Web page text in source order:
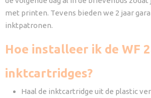
met printen. Tevens bieden we 2 jaar
inktpatronen.
Hoe installeer ik de WF
inktcartridges?
Haal de inktcartridge uit de plastic